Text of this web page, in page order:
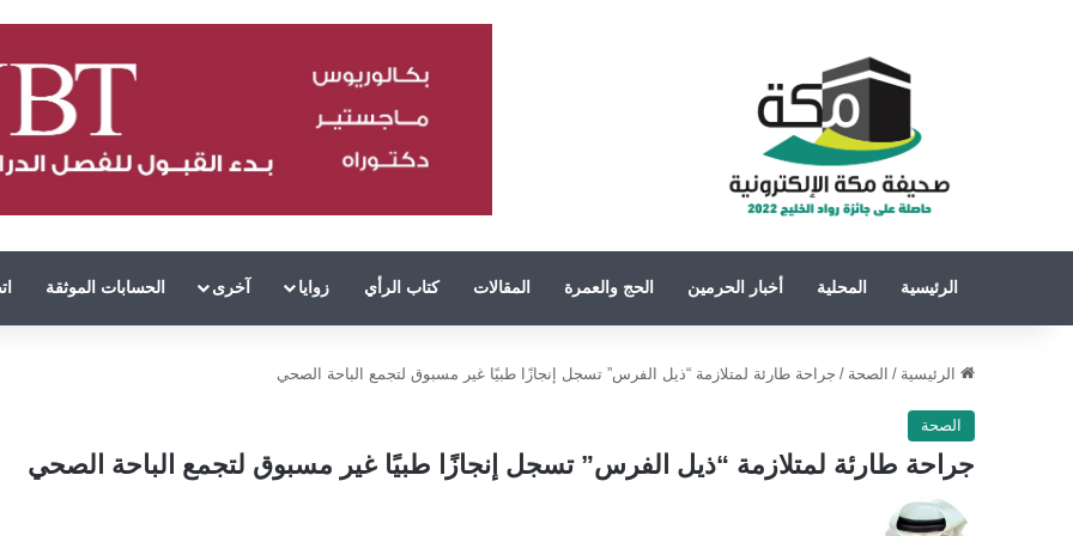
الرئيسية المحلية أخبار الحرمين الحج والعمرة المقالات كتاب الرأي زوايا آخرى الحسابات الموثقة
الرئيسية / الصحة / جراحة طارئة لمتلازمة “ذيل الفرس” تسجل إنجازًا طبيًا غير مسبوق لتجمع الباحة الصحي
الصحة
جراحة طارئة لمتلازمة “ذيل الفرس” تسجل إنجازًا طبيًا غير مسبوق لتجمع الباحة الصحي